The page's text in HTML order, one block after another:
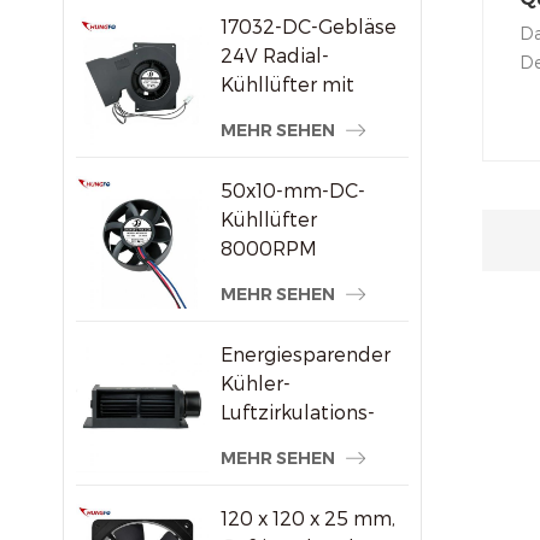
17032-DC-Gebläse
24V Radial-
Kühllüfter mit
Druck
MEHR SEHEN
50x10-mm-DC-
Kühllüfter
8000RPM
Bürstenloser
kleine
elektronische
Geräte
MEHR SEHEN
Energiesparender
Kühler-
Luftzirkulations-
aus Kunststoff
MEHR SEHEN
120 x 120 x 25 mm,